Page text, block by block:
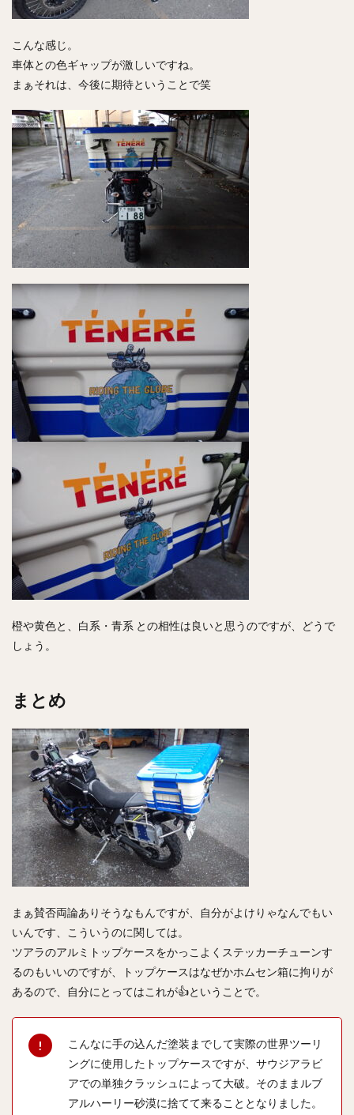
こんな感じ。
車体との色ギャップが激しいですね。
まぁそれは、今後に期待ということで笑
橙や黄色と、白系・青系 との相性は良いと思うのですが、どうで
しょう。
まとめ
まぁ賛否両論ありそうなもんですが、自分がよけりゃなんでもい
いんです、こういうのに関しては。
ツアラのアルミトップケースをかっこよくステッカーチューンす
るのもいいのですが、トップケースはなぜかホムセン箱に拘りが
あるので、自分にとってはこれが👍ということで。
こんなに手の込んだ塗装までして実際の世界ツーリ
ングに使用したトップケースですが、サウジアラビ
アでの単独クラッシュによって大破。そのままルブ
アルハーリー砂漠に捨てて来ることとなりました。